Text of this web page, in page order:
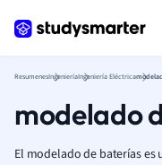
ResumenesIngenieríaIngeniería Eléctrica
modelado
El modelado de baterías